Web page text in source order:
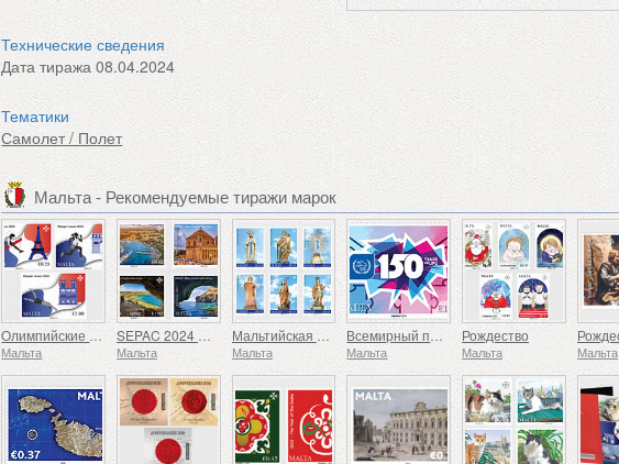
Технические сведения
Дата тиража 08.04.2024
Тематики
Самолет / Полет
Мальта - Рекомендуемые тиражи марок
Олимпийские игры
Мальта
SEPAC 2024 — основные туристические достопримечательности
Мальта
Мальтийская феста - серия VIII
Мальта
Всемирный почтовый союз - 150-летие
Мальта
Рождество
Мальта Мальта